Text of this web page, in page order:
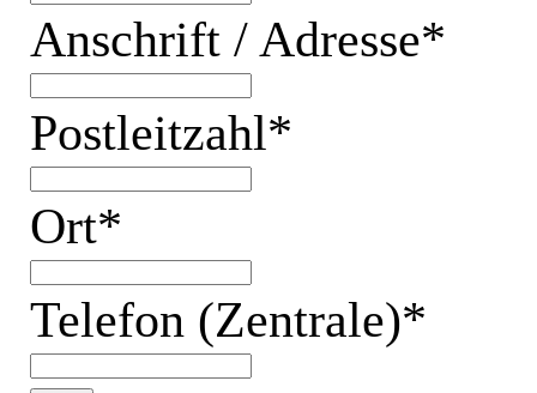
Anschrift / Adresse*
Postleitzahl*
Ort*
Telefon (Zentrale)*